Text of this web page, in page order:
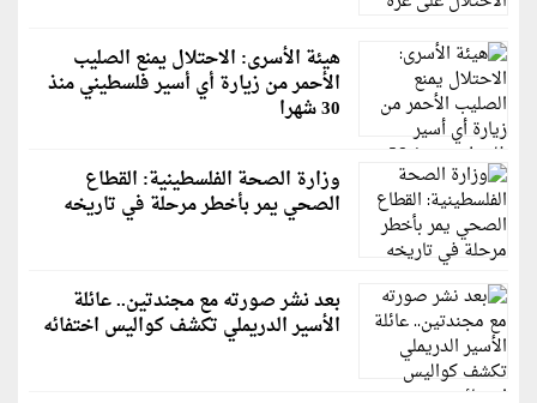
هيئة الأسرى: الاحتلال يمنع الصليب
الأحمر من زيارة أي أسير فلسطيني منذ
30 شهرا
وزارة الصحة الفلسطينية: القطاع
الصحي يمر بأخطر مرحلة في تاريخه
بعد نشر صورته مع مجندتين.. عائلة
الأسير الدريملي تكشف كواليس اختفائه